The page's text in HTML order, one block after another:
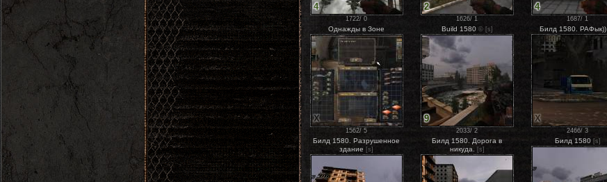
4
1722/0
2
1626/1
4
1687/1
Однажды в Зоне
X
1562/5
Build 1580 © [s]
9
2033/2
Билд 1580. РАФык))
X
2466/3
Билд 1580. Разрушенное
здание [s]
Билд 1580. Дорога в
никуда.
[s]
Билд 1580 [s]